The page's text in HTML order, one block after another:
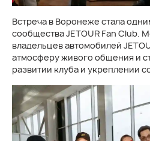
Встреча в Воронеже стала
сообщества JETOUR Fan Club.
владельцев автомобилей
атмосферу живого общения и
развитии клуба и укреплении